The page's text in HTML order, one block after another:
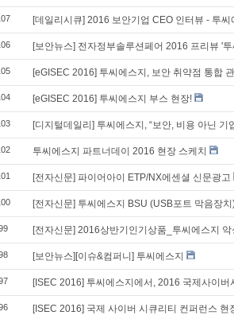
[데일리시큐] 2016 보안기업 CEO 인터뷰 - 투
[보안뉴스] 전자정부솔루션페어 2016 프리뷰 '
[eGISEC 2016] 투씨에스지, 보안 취약점 통합
[eGISEC 2016] 투씨에스지 부스 현장!
[디지털데일리] 투씨에스지, “보안, 비용 아닌 기
투씨에스지 파트너데이 2016 현장 스케치
[전자신문] 파이어아이 ETP/NX에센셜 신문광고
[전자신문] 투씨에스지 BSU (USB포트 막음장
[전자신문] 2016상반기인기상품_투씨에스지
[보안뉴스][이슈&컴퍼니] 투씨에스지
[ISEC 2016] 투씨에스지에서, 2016 국제사이
[ISEC 2016] 국제 사이버 시큐리티 컨퍼런스 현